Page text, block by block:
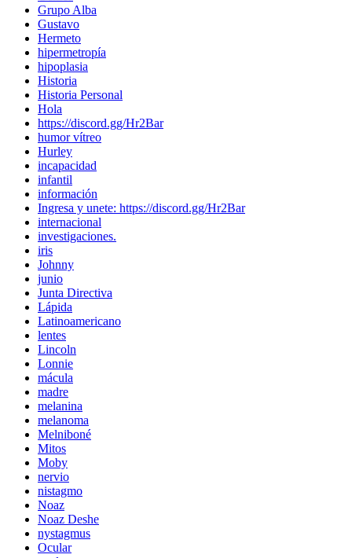
Grupo Alba
Gustavo
Hermeto
hipermetropía
hipoplasia
Historia
Historia Personal
Hola
https://discord.gg/Hr2Bar
humor vítreo
Hurley
incapacidad
infantil
información
Ingresa y unete: https://discord.gg/Hr2Bar
internacional
investigaciones.
iris
Johnny
junio
Junta Directiva
Lápida
Latinoamericano
lentes
Lincoln
Lonnie
mácula
madre
melanina
melanoma
Melniboné
Mitos
Moby
nervio
nistagmo
Noaz
Noaz Deshe
nystagmus
Ocular